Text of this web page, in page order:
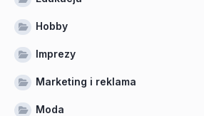
Hobby
Imprezy
Marketing i reklama
Moda